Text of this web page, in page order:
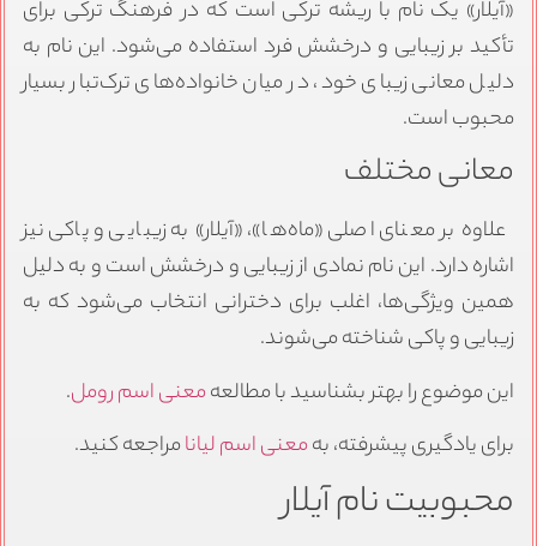
«آیلار» یک نام با ریشه ترکی است که در فرهنگ ترکی برای
تأکید بر زیبایی و درخشش فرد استفاده می‌شود. این نام به
دلیل معانی زیبای خود، در میان خانواده‌های ترک‌تبار بسیار
محبوب است.
معانی مختلف
علاوه بر معنای اصلی «ماه‌ها»، «آیلار» به زیبایی و پاکی نیز
اشاره دارد. این نام نمادی از زیبایی و درخشش است و به دلیل
همین ویژگی‌ها، اغلب برای دخترانی انتخاب می‌شود که به
زیبایی و پاکی شناخته می‌شوند.
این موضوع را بهتر بشناسید با مطالعهمعنی اسم رومل.
برای یادگیری پیشرفته، بهمعنی اسم لیانامراجعه کنید.
محبوبیت نام آیلار